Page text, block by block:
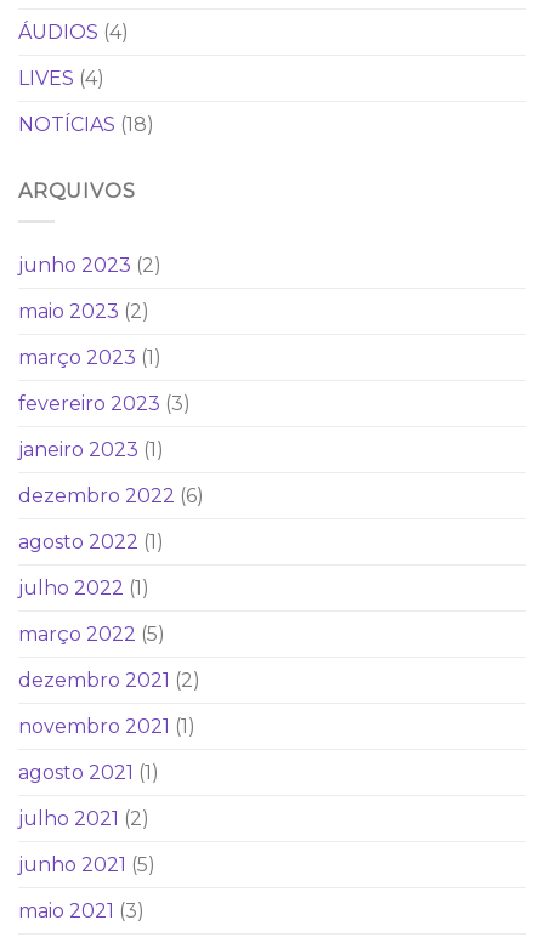
ÁUDIOS (4)
LIVES (4)
NOTÍCIAS (18)
ARQUIVOS
junho 2023 (2)
maio 2023 (2)
março 2023 (1)
fevereiro 2023 (3)
janeiro 2023 (1)
dezembro 2022 (6)
agosto 2022 (1)
julho 2022 (1)
março 2022 (5)
dezembro 2021 (2)
novembro 2021 (1)
agosto 2021 (1)
julho 2021 (2)
junho 2021 (5)
maio 2021 (3)